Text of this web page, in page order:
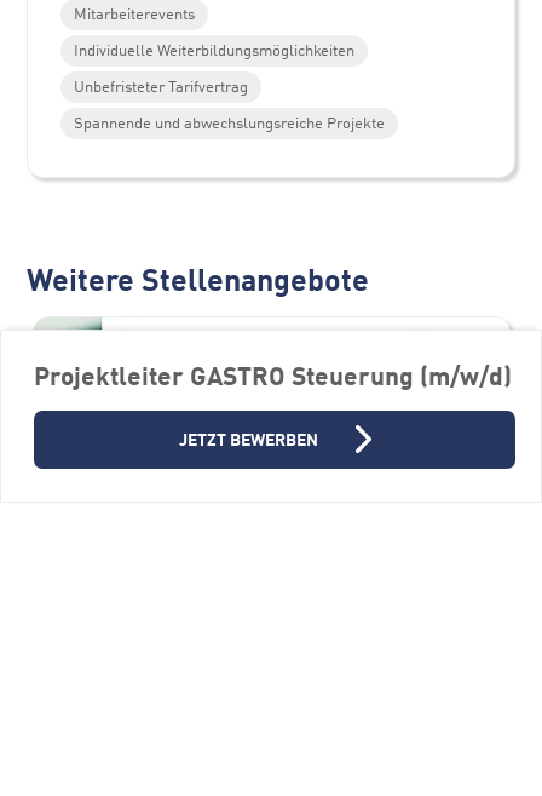
Projektleiter GASTRO Steuerung (m/w/d)
JETZT BEWERBEN
Mitarbeiterevents
Individuelle Weiterbildungsmöglichkeiten
Unbefristeter Tarifvertrag
Spannende und abwechslungsreiche Projekte
Weitere Stellenangebote